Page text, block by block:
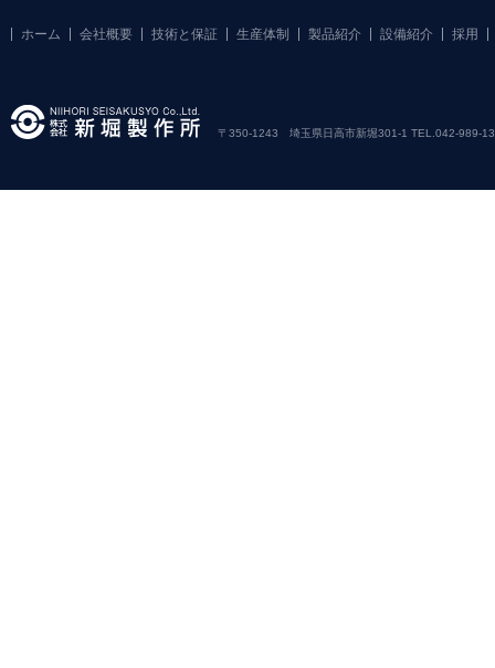
ホーム 会社概要 技術と保証 生産体制 製品紹介 設備紹介 採用
〒350-1243 埼玉県日高市新堀301-1 TEL.042-989-